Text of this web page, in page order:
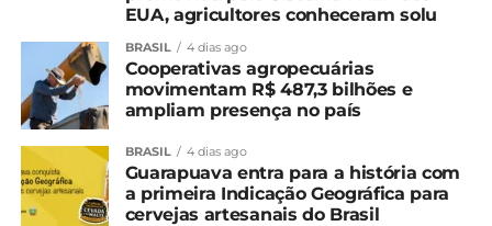
Relacionado
Contratos dos lotes 3 e 6
das rodovias paranaenses
são assinados
29 de abril, 2025
Em "Paraná"
Pedágios: Contratos dos
31 de janeiro, 2024
Em "Paraná"
EUA, agricultores conheceram solu
BRASIL 4 dias ago
Cooperativas agropecuárias
movimentam R$ 487,3 bilhões e
ampliam presença no país
BRASIL 4 dias ago
Guarapuava entra para a história com
a primeira Indicação Geográfica para
cervejas artesanais do Brasil